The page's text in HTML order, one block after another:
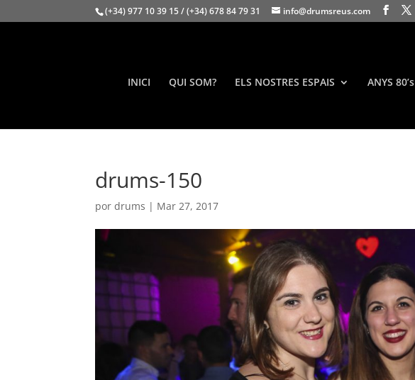
(+34) 977 10 39 15 / (+34) 678 84 79 31 info@drumsreus.com
INICI QUI SOM? ELS NOSTRES ESPAIS ANYS 80’s
drums-150
pordrums | Mar 27, 2017